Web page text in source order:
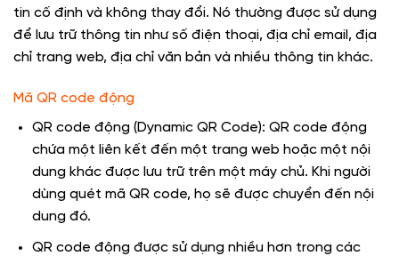
tin cố định và không thay đổi. Nó thường được sử dụng
để lưu trữ thông tin như số điện thoại, địa chỉ email, địa
chỉ trang web, địa chỉ văn bản và nhiều thông tin khác.
Mã QR code động
QR code động (Dynamic QR Code): QR code động
chứa một liên kết đến một trang web hoặc một nội
dung khác được lưu trữ trên một máy chủ. Khi người
dùng quét mã QR code, họ sẽ được chuyển đến nội
dung đó.
QR code động được sử dụng nhiều hơn trong các